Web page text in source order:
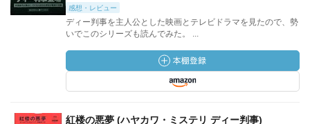
感想・レビュー
ディー判事を主人公とした映画とテレビドラマを見たので、勢
いでこのシリーズも読んでみた。 ...
紅楼の悪夢 (ハヤカワ・ミステリ ディー判事)